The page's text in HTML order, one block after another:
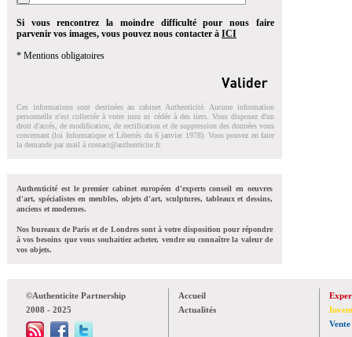
Si vous rencontrez la moindre difficulté pour nous faire
parvenir vos images, vous pouvez nous contacter à ICI
* Mentions obligatoires
Ces informations sont destinées au cabinet Authenticité. Aucune information
personnelle n'est collectée à votre insu ni cédée à des tiers. Vous disposez d'un
droit d'accés, de modification, de rectification et de suppression des données vous
concernant (loi Informatique et Libertés du 6 janvier 1978). Vous pouvez en faire
la demande par mail à contact@authenticite.fr.
Authenticité est le premier cabinet européen d'experts conseil en oeuvres
d'art, spécialistes en meubles, objets d'art, sculptures, tableaux et dessins,
anciens et modernes.
Nos bureaux de Paris et de Londres sont à votre disposition pour répondre
à vos besoins que vous souhaitiez acheter, vendre ou connaître la valeur de
vos objets.
©Authenticite Partnership
2008 - 2025
Accueil
Actualités
Vente